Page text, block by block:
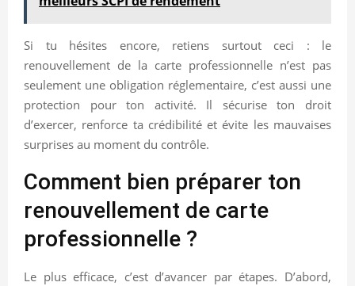
Si tu hésites encore, retiens surtout ceci : le
renouvellement de la carte professionnelle n’est pas
seulement une obligation réglementaire, c’est aussi une
protection pour ton activité. Il sécurise ton droit
d’exercer, renforce ta crédibilité et évite les mauvaises
surprises au moment du contrôle.
Comment bien préparer ton
renouvellement de carte
professionnelle ?
Le plus efficace, c’est d’avancer par étapes. D’abord,